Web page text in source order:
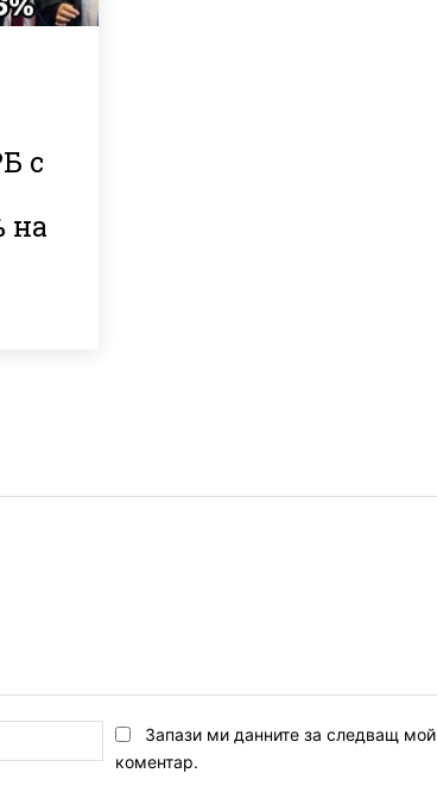
с
на
Email:*Запази ми данните за следващ мой
коментар.